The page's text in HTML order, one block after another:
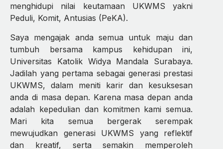
menghidupi nilai keutamaan UKWMS yakni
Peduli, Komit, Antusias (PeKA).
Saya mengajak anda semua untuk maju dan
tumbuh bersama kampus kehidupan ini,
Universitas Katolik Widya Mandala Surabaya.
Jadilah yang pertama sebagai generasi prestasi
UKWMS, dalam meniti karir dan kesuksesan
anda di masa depan. Karena masa depan anda
adalah kepedulian dan komitmen kami semua.
Mari kita semua bergerak serempak
mewujudkan generasi UKWMS yang reflektif
dan kreatif, serta semakin memperoleh